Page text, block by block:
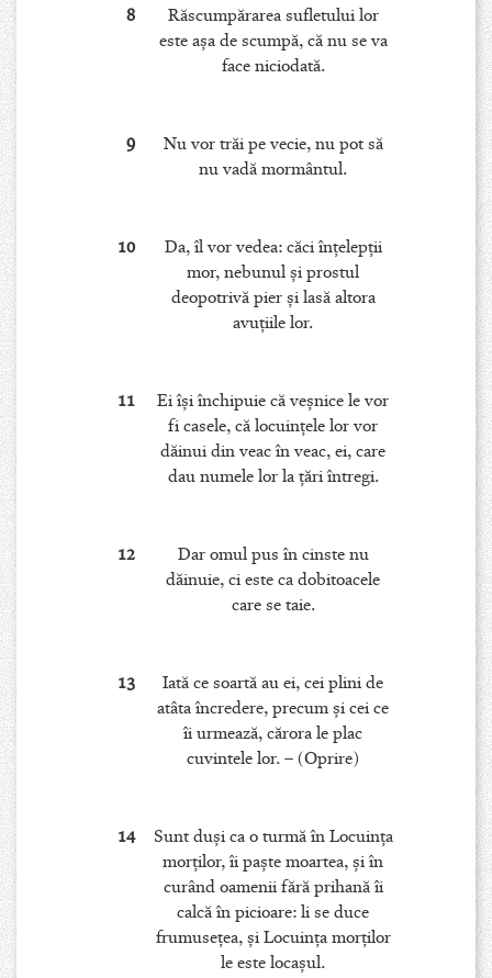
8
Răscumpărarea sufletului lor
este aşa de scumpă, că nu se va
face niciodată.
9
Nu vor trăi pe vecie, nu pot să
nu vadă mormântul.
10
Da, îl vor vedea: căci înţelepţii
mor, nebunul şi prostul
deopotrivă pier şi lasă altora
avuţiile lor.
11
Ei îşi închipuie că veşnice le vor
fi casele, că locuinţele lor vor
dăinui din veac în veac, ei, care
dau numele lor la ţări întregi.
12
Dar omul pus în cinste nu
dăinuie, ci este ca dobitoacele
care se taie.
13
Iată ce soartă au ei, cei plini de
atâta încredere, precum şi cei ce
îi urmează, cărora le plac
cuvintele lor. – (Oprire)
14
Sunt duşi ca o turmă în Locuinţa
morţilor, îi paşte moartea, şi în
curând oamenii fără prihană îi
calcă în picioare: li se duce
frumuseţea, şi Locuinţa morţilor
le este locaşul.